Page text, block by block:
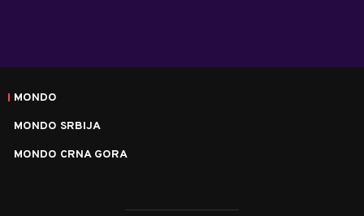
MONDO
MONDO SRBIJA
MONDO CRNA GORA